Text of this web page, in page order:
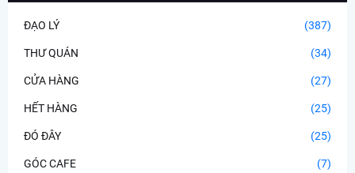
ĐẠO LÝ (387)
THƯ QUÁN (34)
CỬA HÀNG (27)
HẾT HÀNG (25)
ĐÓ ĐÂY (25)
GÓC CAFE (7)